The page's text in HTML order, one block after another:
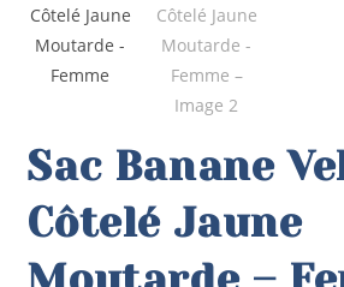
Sac Banane
Côtelé Jaune